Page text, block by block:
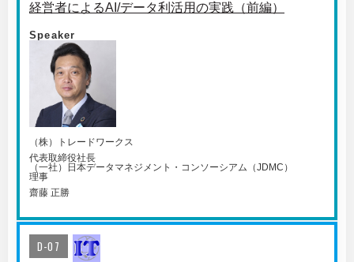
経営者によるAI/データ利活用の実践（前編）
Speaker
（株）トレードワークス
代表取締役社長
（一社）日本データマネジメント・コンソーシアム（JDMC）
理事
齋藤 正勝
D-07